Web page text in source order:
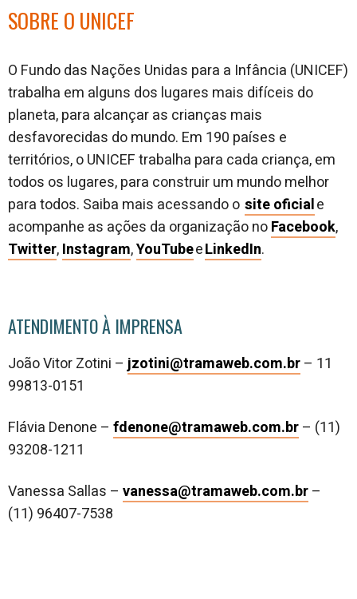
SOBRE O UNICEF
O Fundo das Nações Unidas para a Infância (UNICEF)
trabalha em alguns dos lugares mais difíceis do
planeta, para alcançar as crianças mais
desfavorecidas do mundo. Em 190 países e
territórios, o UNICEF trabalha para cada criança, em
todos os lugares, para construir um mundo melhor
para todos. Saiba mais acessando o site oficiale
acompanhe as ações da organização noFacebook,
Twitter,Instagram,YouTubeeLinkedIn.
ATENDIMENTO À IMPRENSA
João Vitor Zotini – jzotini@tramaweb.com.br– 11
99813-0151
Flávia Denone – fdenone@tramaweb.com.br– (11)
93208-1211
Vanessa Sallas – vanessa@tramaweb.com.br–
(11) 96407-7538